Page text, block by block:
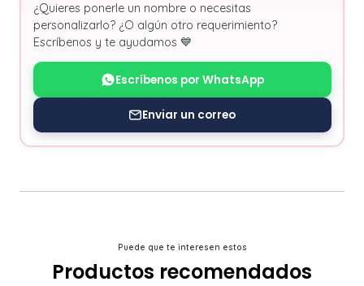
¿Quieres ponerle un nombre o necesitas
personalizarlo? ¿O algún otro requerimiento?
Escríbenos y te ayudamos 💙
Escríbenos por WhatsApp
Enviar un correo
Puede que te interesen estos
Productos recomendados